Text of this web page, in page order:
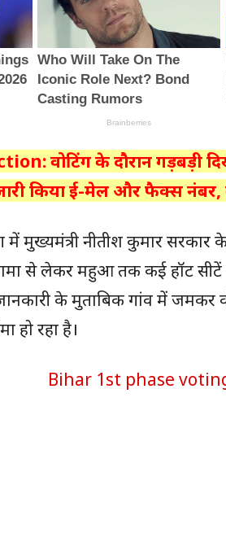
वोटिंग के दौरान गड़बड़ी
किया ई-मेल और फैक्स नंबर,
मुख्यमंत्री नीतीश कुमार सरकार के
से लेकर महुआ तक कई हॉट सीटें
के मुताबिक गांव में जमकर
हो रहा है।